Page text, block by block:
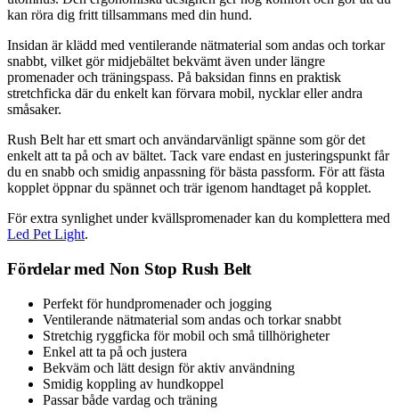
kan röra dig fritt tillsammans med din hund.
Insidan är klädd med ventilerande nätmaterial som andas och torkar
snabbt, vilket gör midjebältet bekvämt även under längre
promenader och träningspass. På baksidan finns en praktisk
stretchficka där du enkelt kan förvara mobil, nycklar eller andra
småsaker.
Rush Belt har ett smart och användarvänligt spänne som gör det
enkelt att ta på och av bältet. Tack vare endast en justeringspunkt får
du en snabb och smidig anpassning för bästa passform. För att fästa
kopplet öppnar du spännet och trär igenom handtaget på kopplet.
För extra synlighet under kvällspromenader kan du komplettera med
Led Pet Light.
Fördelar med Non Stop Rush Belt
Perfekt för hundpromenader och jogging
Ventilerande nätmaterial som andas och torkar snabbt
Stretchig ryggficka för mobil och små tillhörigheter
Enkel att ta på och justera
Bekväm och lätt design för aktiv användning
Smidig koppling av hundkoppel
Passar både vardag och träning